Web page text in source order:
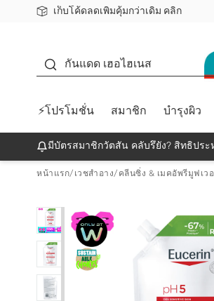
เก็บโค้ดลดเพิ่มคุ้มกว่าเดิม คลิก
ชอปออนไลน์ครั้งแรก ลดเพิ่มจุก ๆ 10%!
📦ส่งฟรี! เมื่อชอป 499฿
สมาชิกวัตสัน คลับดียังไง?
กันแดด เฮอไฮเนส
⚡โปรโมชั่น สมาชิก บำรุงผิว
มีบัตรสมาชิกวัตสัน คลับรึยัง? สิทธิปร
หน้าแรก/ เวชสำอาง/ คลีนซิ่ง & เมคอัพรีมูฟเว